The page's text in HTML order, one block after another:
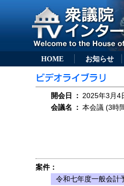
HOME お知らせ
開会日 ： 2025年3月4
会議名
： 本会議 (3時
案件：
令和七年度一般会計